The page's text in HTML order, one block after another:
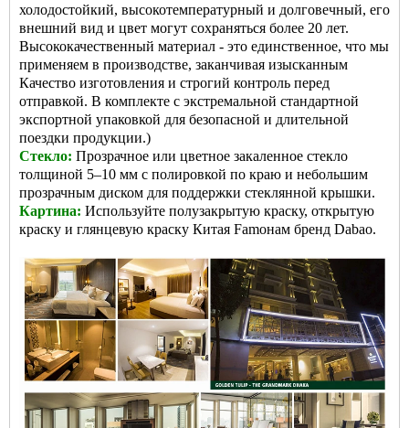
холодостойкий, высокотемпературный и долговечный, его
внешний вид и цвет могут сохраняться более 20 лет.
Высококачественный материал - это единственное, что мы
применяем в производстве, заканчивая изысканным
Качество изготовления и строгий контроль перед
отправкой. В комплекте с экстремальной стандартной
экспортной упаковкой для безопасной и длительной
поездки продукции.)
Стекло: Прозрачное или цветное закаленное стекло
толщиной 5–10 мм с полировкой по краю и небольшим
прозрачным диском для поддержки стеклянной крышки.
Картина: Используйте полузакрытую краску, открытую
краску и глянцевую краску Китая Famoнам бренд Dabao.